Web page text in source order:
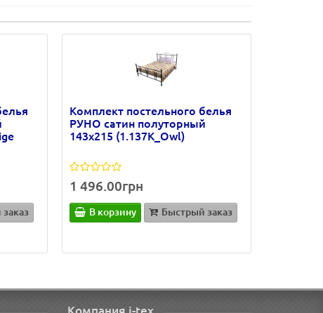
Комплект постельного белья
РУНО сатин полуторный
143х215 (1.137К_Owl)
1 496.00грн
В корзину Быстрый заказ